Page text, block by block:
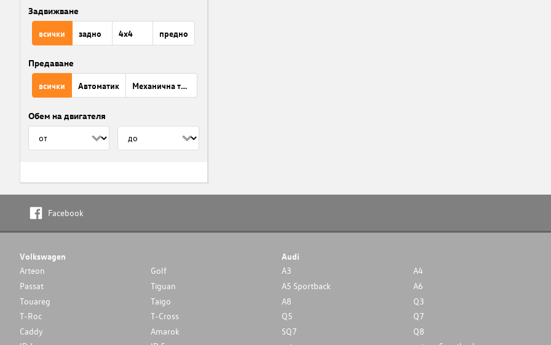
Задвижване
всички задно 4x4 предно
Предаване
всички Автоматик Механична трансмисия
Обем на двигателя
Facebook
Volkswagen
Arteon
Golf
Passat
Tiguan
Touareg
Taigo
T-Roc
T-Cross
Caddy
Amarok
Audi
A3
A4
A5 Sportback
A6
A8
Q3
Q5
Q7
SQ7
Q8